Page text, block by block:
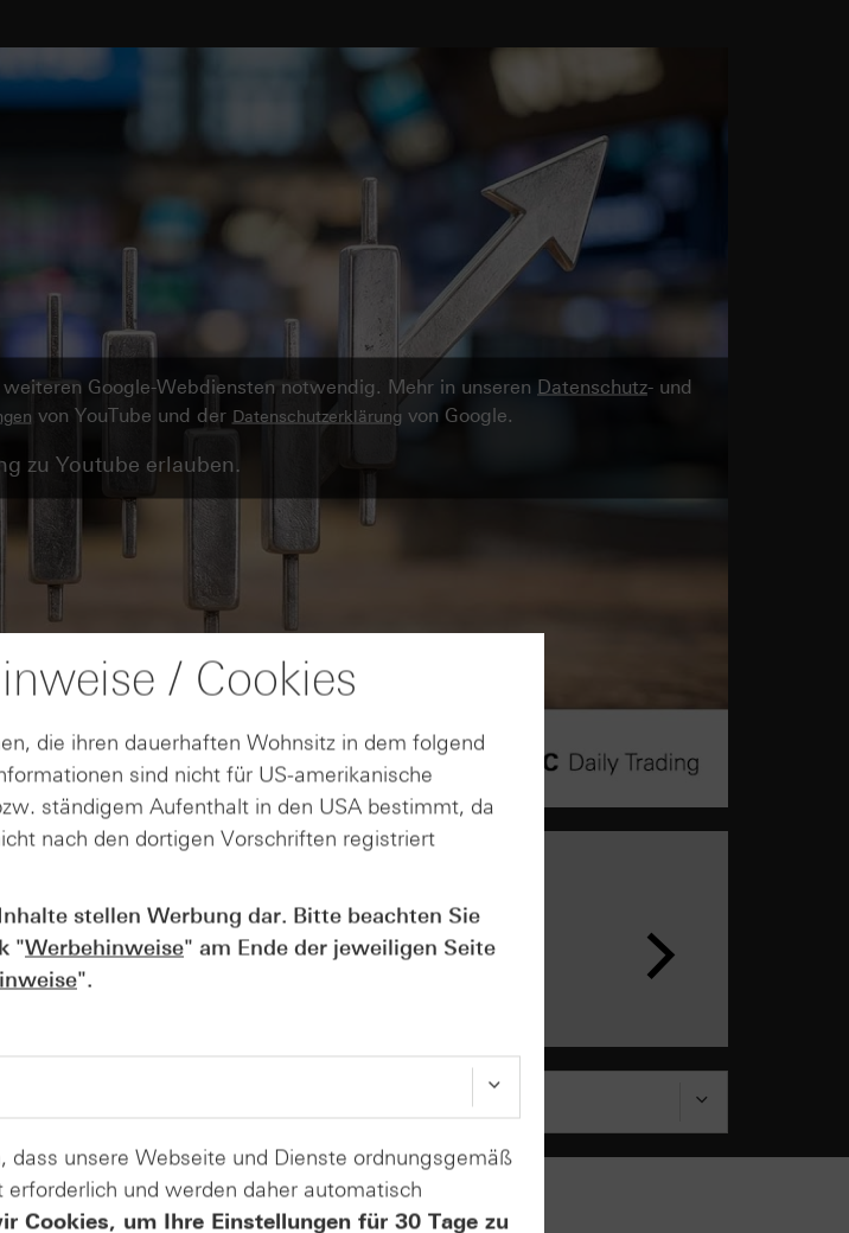
Google-Webdiensten notwendig. Mehr in unseren Datenschutz- und
von YouTube und der Datenschutzerklärung von Google.
zu Youtube erlauben.
bleibt der DAX® in
- ntv Zertifikate
/ Cookies
die ihren dauerhaften Wohnsitz in dem folgend
sind nicht für US-amerikanische
ständigem Aufenthalt in den USA bestimmt, da
nach den dortigen Vorschriften registriert
stellen Werbung dar. Bitte beachten Sie
"Werbehinweise" am Ende der jeweiligen Seite
".
dass unsere Webseite und Dienste ordnungsgemäß
und werden daher automatisch
Cookies, um Ihre Einstellungen für 30 Tage zu